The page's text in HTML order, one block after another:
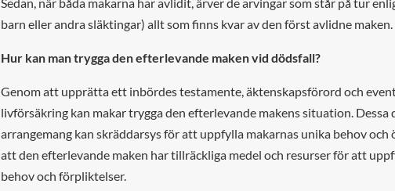
barn eller andra släktingar) allt som finns kvar av den först avlidne maken.
Hur kan man trygga den efterlevande maken vid dödsfall?
Genom att upprätta ett inbördes testamente, äktenskapsförord och
livförsäkring kan makar trygga den efterlevande makens situation. Dessa
arrangemang kan skräddarsys för att uppfylla makarnas unika behov och
att den efterlevande maken har tillräckliga medel och resurser för att
behov och förpliktelser.